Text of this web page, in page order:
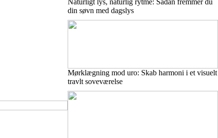
Naturligt lys, naturlig rytme: Sådan fremmer du
din søvn med dagslys
Mørklægning mod uro: Skab harmoni i et visuelt
travlt soveværelse